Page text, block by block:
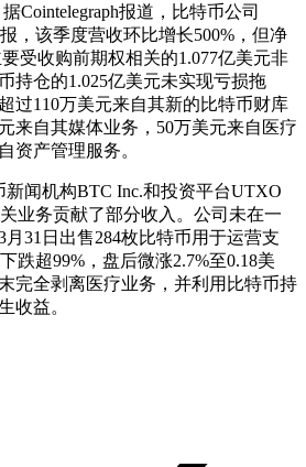
Cointelegraph报道，比特币公司
，该季度营收环比增长500%，但净
受收购前期权相关的1.077亿美元非
持仓的1.025亿美元未实现亏损拖
过110万美元来自其新的比特币财库
来自其媒体业务，50万美元来自医疗
资产管理服务。
闻机构BTC Inc.和投资平台UTXO
业务贡献了部分收入。公司未在一
31日出售284枚比特币用于运营支
跌超99%，盘后微涨2.7%至0.18美
完全剥离医疗业务，并利用比特币持
收益。